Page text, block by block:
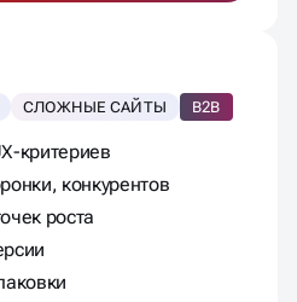
СЛОЖНЫЕ САЙТЫ B2B
критериев
конкурентов
роста